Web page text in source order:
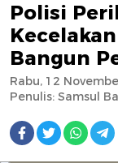
Polisi
Bangun
Penulis: Samsul
Rabu, 12